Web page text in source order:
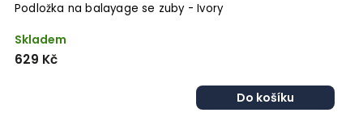
Podložka na balayage se zuby - Ivory
Skladem
629 Kč
Do košíku